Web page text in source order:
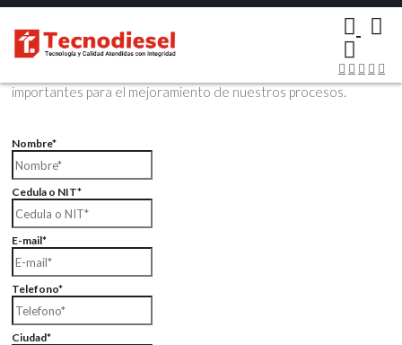
Contáctenos Vía Email
Envíenos sus datos con sus comentarios, sus opiniones son muy
importantes para el mejoramiento de nuestros procesos.
Nombre*
Cedula o NIT*
E-mail*
Telefono*
Ciudad*